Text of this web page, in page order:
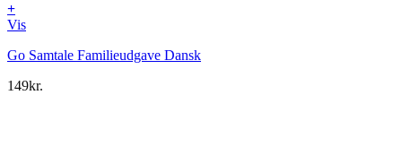
+
Vis
Go Samtale Familieudgave Dansk
149kr.